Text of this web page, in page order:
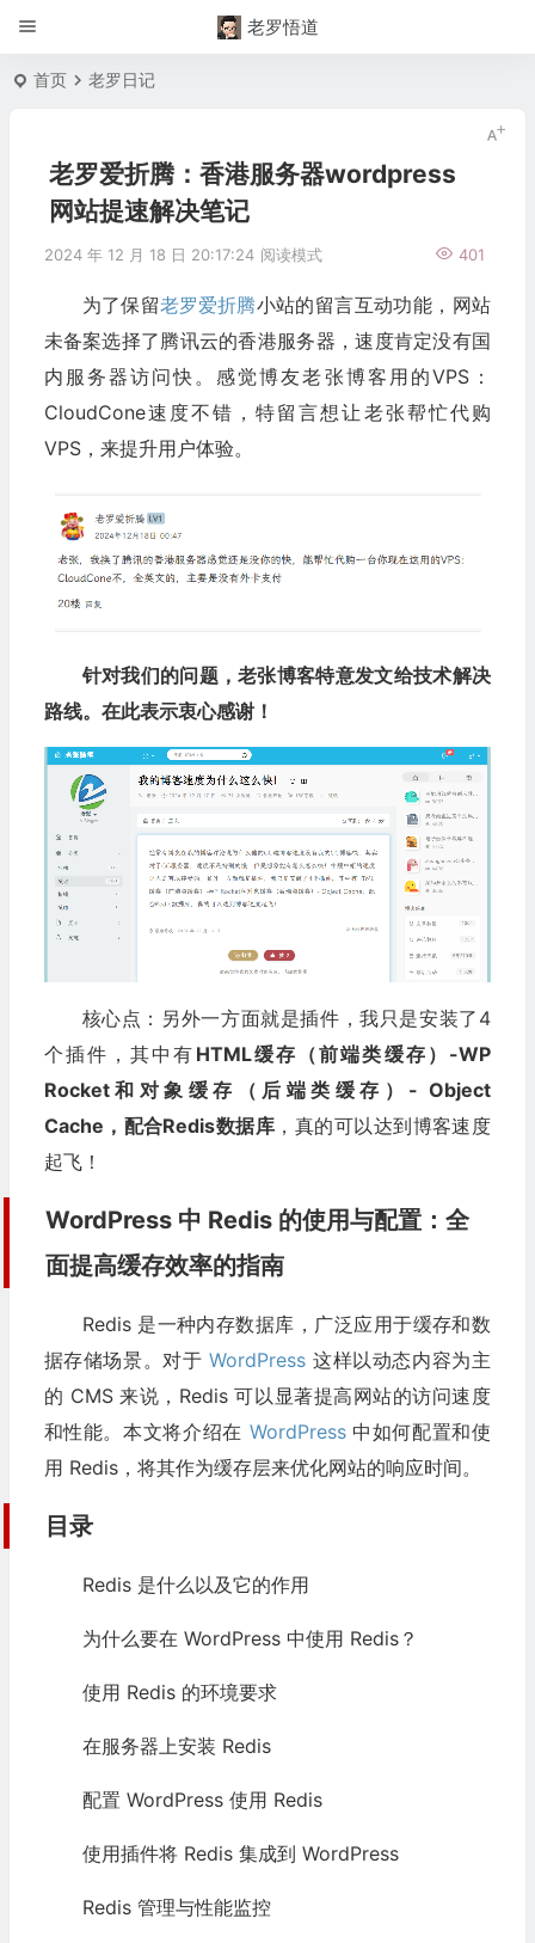
老罗悟道
首页 老罗日记
老罗爱折腾：香港服务器wordpress
网站提速解决笔记
2024 年 12 月 18 日 20:17:24 401
阅读模式
为了保留老罗爱折腾小站的留言互动功能，网站
未备案选择了腾讯云的香港服务器，速度肯定没有国
内服务器访问快。感觉博友老张博客用的VPS：
CloudCone速度不错，特留言想让老张帮忙代购
VPS，来提升用户体验。
针对我们的问题，老张博客特意发文给技术解决
路线。在此表示衷心感谢！
核心点：另外一方面就是插件，我只是安装了4
个插件，其中有 HTML缓存（前端类缓存）-WP
Rocket和对象缓存（后端类缓存）- Object
Cache，配合Redis数据库 ，真的可以达到博客速度
起飞！
WordPress中 Redis 的使用与配置：全
面提高缓存效率的指南
Redis 是一种内存数据库，广泛应用于缓存和数
据存储场景。对于WordPress 这样以动态内容为主
的 CMS 来说，Redis 可以显著提高网站的访问速度
和性能。本文将介绍在 WordPress中如何配置和使
用 Redis，将其作为缓存层来优化网站的响应时间。
目录
Redis 是什么以及它的作用
为什么要在 WordPress 中使用 Redis？
使用 Redis 的环境要求
在服务器上安装 Redis
配置 WordPress 使用 Redis
使用插件将 Redis 集成到 WordPress
Redis 管理与性能监控